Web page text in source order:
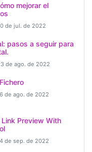
mejorar el
de jul. de 2022
pasos a seguir para
de ago. de 2022
de ago. de 2022
Preview With
de sep. de 2022